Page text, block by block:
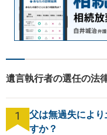
遺言執行者の選任の法
1
父は無過失によ
すか？